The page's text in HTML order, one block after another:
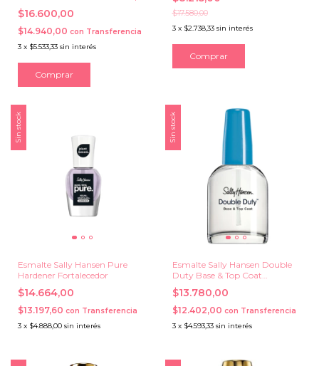
$16.600,00
$14.940,00 con Transferencia
3 x $5.533,33 sin interés
Comprar
$17.580,00
3 x $2.738,33 sin interés
Sin stock
Esmalte Sally Hansen Pure
Hardener Fortalecedor
$14.664,00
$13.197,60 con Transferencia
3 x $4.888,00 sin interés
Sin stock
Esmalte Sally Hansen Double
Duty Base & Top Coat
Tratamiento
$13.780,00
$12.402,00 con Transferencia
3 x $4.593,33 sin interés